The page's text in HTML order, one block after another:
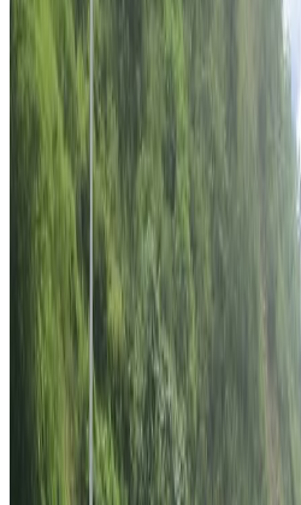
Sunday, 2020 January 19 / 3:54 pm
अ+